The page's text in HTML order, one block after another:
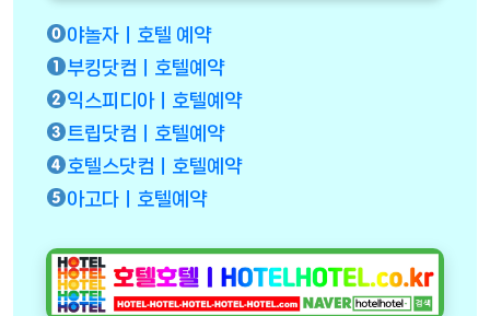
야놀자ㅣ호텔 예약
부킹닷컴ㅣ호텔예약
익스피디아ㅣ호텔예약
트립닷컴ㅣ호텔예약
호텔스닷컴ㅣ호텔예약
아고다ㅣ호텔예약